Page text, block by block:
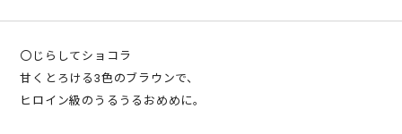
〇じらしてショコラ
甘くとろける3色のブラウンで、
ヒロイン級のうるうるおめめに。